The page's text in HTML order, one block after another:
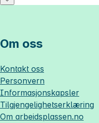
Om oss
Kontakt oss
Personvern
Informasjonskapsler
Tilgjengelighetserklæring
Om arbeidsplassen.no